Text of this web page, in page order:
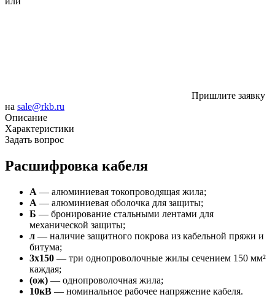
Пришлите заявку
на sale@rkb.ru
Описание
Характеристики
Задать вопрос
Расшифровка кабеля
А — алюминиевая токопроводящая жила;
А — алюминиевая оболочка для защиты;
Б — бронирование стальными лентами для
механической защиты;
л — наличие защитного покрова из кабельной пряжи и
битума;
3х150 — три однопроволочные жилы сечением 150 мм²
каждая;
(ож) — однопроволочная жила;
10кВ — номинальное рабочее напряжение кабеля.